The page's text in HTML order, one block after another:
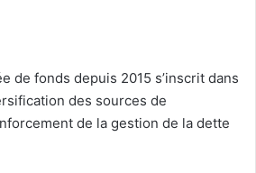
de fonds depuis 2015 s’inscrit dans
des sources de
de la gestion de la dette